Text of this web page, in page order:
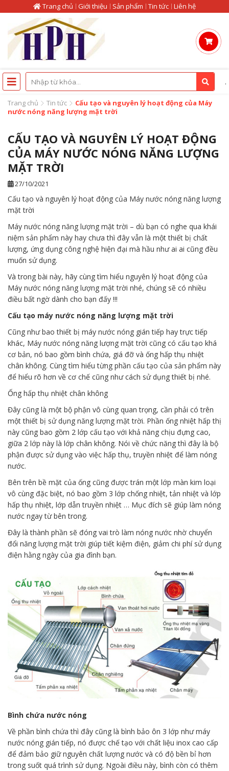
Trang chủ Giới thiệu Sản phẩm Tin tức Liên hệ
.
Trang chủ Tin tức
Cấu tạo và nguyên lý hoạt động của Máy
nước nóng năng lượng mặt trời
CẤU TẠO VÀ NGUYÊN LÝ HOẠT ĐỘNG
CỦA MÁY NƯỚC NÓNG NĂNG LƯỢNG
MẶT TRỜI
27/10/2021
Cấu tạo và nguyên lý hoạt động của Máy nước nóng năng lượng
mặt trời
Máy nước nóng năng lượng mặt trời – dù bạn có nghe qua khái
niệm sản phẩm này hay chưa thì đây vẫn là một thiết bị chất
lượng, ứng dụng công nghệ hiện đại mà hầu như ai ai cũng đều
muốn sử dụng.
Và trong bài này, hãy cùng tìm hiểu nguyên lý hoạt động của
Máy nước nóng năng lượng mặt trời nhé, chúng sẽ có nhiều
điều bất ngờ dành cho bạn đấy !!!
Cấu tạo máy nước nóng năng lượng mặt trời
Cũng như bao thiết bị máy nước nóng gián tiếp hay trực tiếp
khác, Máy nước nóng năng lượng mặt trời cũng có cấu tạo khá
cơ bản, nó bao gồm bình chứa, giá đỡ và ống hấp thụ nhiệt
chân không. Cùng tìm hiểu từng phần cấu tạo của sản phẩm này
để hiểu rõ hơn về cơ chế cũng như cách sử dụng thiết bị nhé.
Ống hấp thụ nhiệt chân không
Đây cũng là một bộ phận vô cùng quan trọng, cần phải có trên
một thiết bị sử dụng năng lượng mặt trời. Phần ống nhiệt hấp thị
này cũng bao gồm 2 lớp cấu tạo với khả năng chịu đựng cao,
giữa 2 lớp này là lớp chân không. Nói về chức năng thì đây là bộ
phận được sử dụng vào việc hấp thụ, truyền nhiệt để làm nóng
nước.
Bên trên bề mặt của ống cũng được trán một lớp màn kim loại
vô cùng đặc biệt, nó bao gồm 3 lớp chống nhiệt, tản nhiệt và lớp
hấp thụ nhiệt, lớp dẫn truyền nhiệt … Mục đích sẽ giúp làm nóng
nước ngay từ bên trong.
Đây là thành phần sẽ đóng vai trò làm nóng nước nhờ chuyển
đổi năng lượng mặt trời giúp tiết kiệm điện, giảm chi phí sử dụng
điện hằng ngày của gia đình bạn.
Bình chứa nước nóng
Về phần bình chứa thì đây cũng là bình bảo ôn 3 lớp như máy
nước nóng gián tiếp, nó được chế tạo với chất liệu inox cao cấp
để đảm bảo giữ nguyên chất lượng nước và có độ bền bỉ hơn
trong suốt quá trình sử dụng. Ngoài điều này, bình còn có thêm